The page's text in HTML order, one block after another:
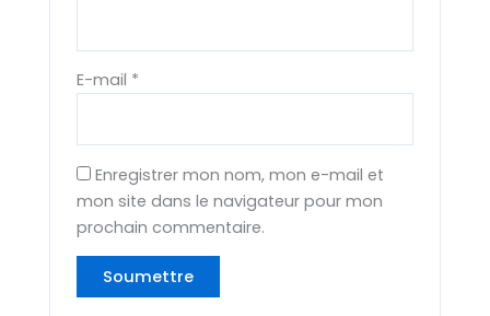
E-mail *
Enregistrer mon nom, mon e-mail et
mon site dans le navigateur pour mon
prochain commentaire.